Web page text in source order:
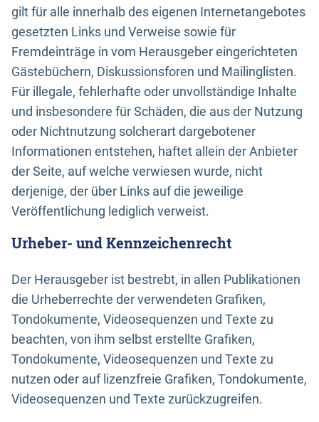
gilt für alle innerhalb des eigenen Internetangebotes
gesetzten Links und Verweise sowie für
Fremdeinträge in vom Herausgeber eingerichteten
Gästebüchern, Diskussionsforen und Mailinglisten.
Für illegale, fehlerhafte oder unvollständige Inhalte
und insbesondere für Schäden, die aus der Nutzung
oder Nichtnutzung solcherart dargebotener
Informationen entstehen, haftet allein der Anbieter
der Seite, auf welche verwiesen wurde, nicht
derjenige, der über Links auf die jeweilige
Veröffentlichung lediglich verweist.
Urheber- und Kennzeichenrecht
Der Herausgeber ist bestrebt, in allen Publikationen
die Urheberrechte der verwendeten Grafiken,
Tondokumente, Videosequenzen und Texte zu
beachten, von ihm selbst erstellte Grafiken,
Tondokumente, Videosequenzen und Texte zu
nutzen oder auf lizenzfreie Grafiken, Tondokumente,
Videosequenzen und Texte zurückzugreifen.